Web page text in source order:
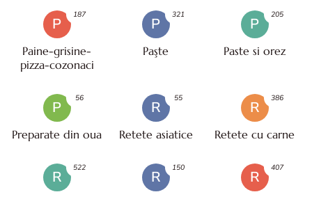
P
Paine-grisine-
pizza-cozonaci
187
P
Paşte
321
P
Paste si orez
205
P
Preparate din oua
56
R
Retete asiatice
55
R
Retete cu carne
386
R
522
R
150
R
407